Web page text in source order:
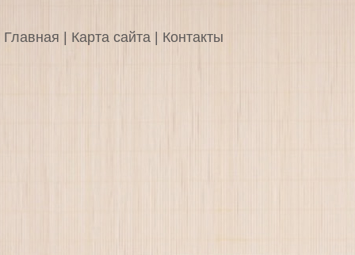
Главная Карта сайта Контакты